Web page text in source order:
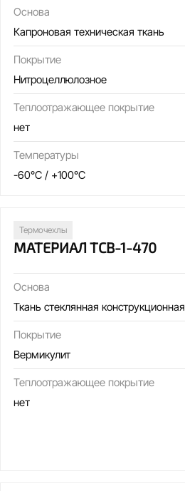
Основа
Капроновая техническая ткань
Покрытие
Нитроцеллюлозное
Теплоотражающее покрытие
нет
Температуры
-60°C / +100°C
Термочехлы
МАТЕРИАЛ ТСВ-1-470
Основа
Ткань стеклянная конструкционная
Покрытие
Вермикулит
Теплоотражающее покрытие
нет